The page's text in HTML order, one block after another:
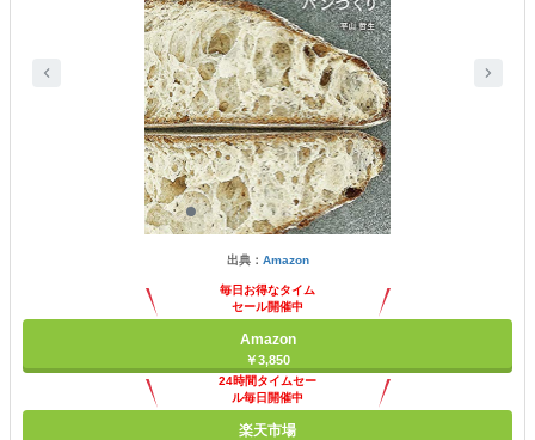
出典： Amazon
毎日お得なタイム
セール開催中
Amazon
￥3,850
24時間タイムセー
ル毎日開催中
楽天市場